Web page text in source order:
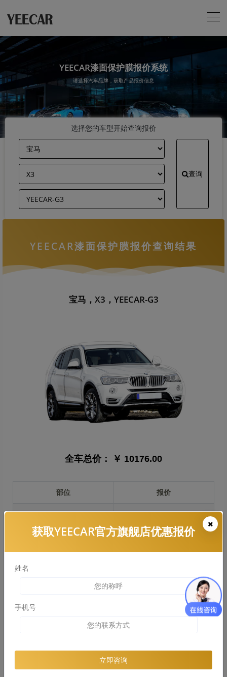
YEECAR漆面保护膜报价系统
请选择汽车品牌，获取产品报价信息
选择您的车型开始查询报价
查询
YEECAR漆面保护膜报价查询结果
宝马，X3，YEECAR-G3
全车总价： ￥ 10176.00
部位 报价
前保险杠 ￥1949.00
引擎盖 ￥2835.00
车顶 ￥2105.00
获取YEECAR官方旗舰店优惠报价
姓名
手机号
立即咨询